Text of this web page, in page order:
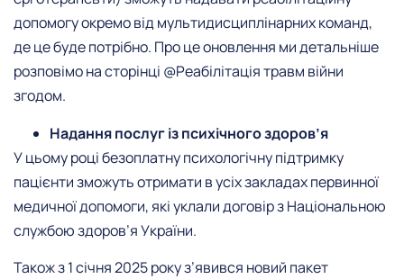
допомогу окремо від мультидисциплінарних команд,
де це буде потрібно. Про це оновлення ми детальніше
розповімо на сторінці @Реабілітація травм війни
згодом.
Надання послуг із психічного здоров’я
У цьому році безоплатну психологічну підтримку
пацієнти зможуть отримати в усіх закладах первинної
медичної допомоги, які уклали договір з Національною
службою здоров’я України.
Також з 1 січня 2025 року з’явився новий пакет